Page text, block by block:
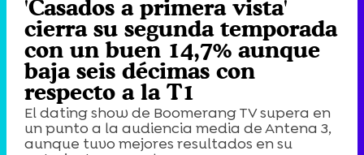
'Casados a primera vista'
cierra su segunda temporada
con un buen 14,7% aunque
baja seis décimas con
respecto a la T1
El dating show de Boomerang TV supera en
un punto a la audiencia media de Antena 3,
aunque tuvo mejores resultados en su